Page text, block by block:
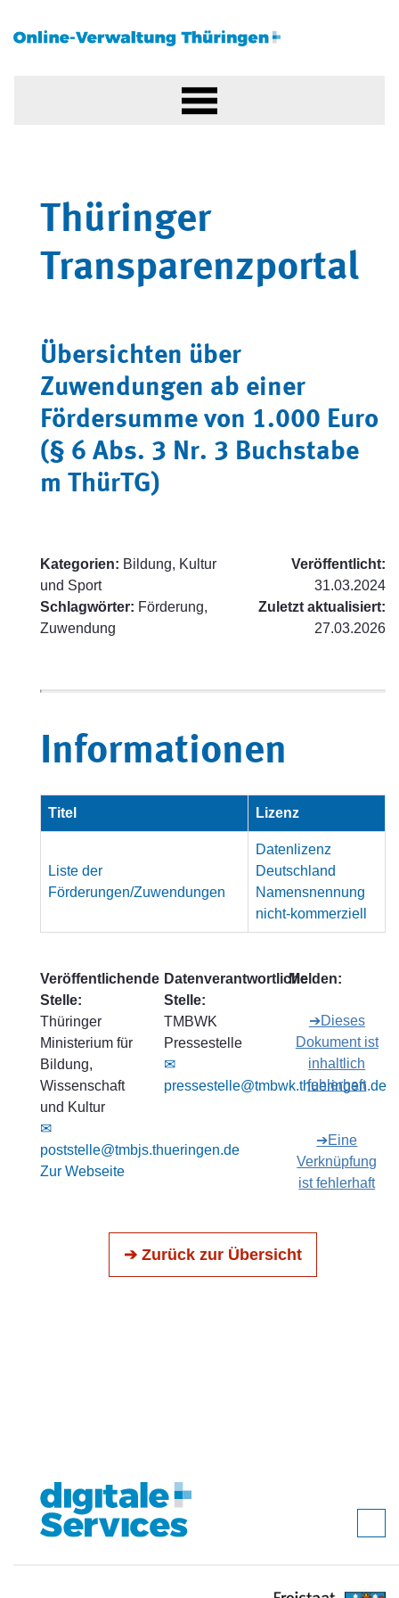
Thüringer
Transparenzportal
Übersichten über
Zuwendungen ab einer
Fördersumme von 1.000 Euro
(§ 6 Abs. 3 Nr. 3 Buchstabe
m ThürTG)
Kategorien: Bildung, Kultur
und Sport
Schlagwörter: Förderung,
Zuwendung
Veröffentlicht:
31.03.2024
Zuletzt aktualisiert:
27.03.2026
Informationen
Titel Lizenz
Liste der
Förderungen/Zuwendungen
Datenlizenz
Deutschland
Namensnennung
nicht-kommerziell
Veröffentlichende
Stelle:
Thüringer
Ministerium für
Bildung,
Wissenschaft
und Kultur
✉
poststelle@tmbjs.thueringen.de
Zur Webseite
Datenverantwortliche
Stelle:
TMBWK
Pressestelle
✉
pressestelle@tmbwk.thueringen.de
Melden:
➔Dieses
Dokument ist
inhaltlich
fehlerhaft
➔Eine
Verknüpfung
ist fehlerhaft
➔ Zurück zur Übersicht